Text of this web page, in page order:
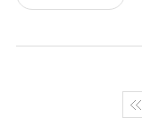
심사장소: 한국생산성본
코로나 19 관련 문진표
분) - 사업소개(10~15
의응답 (10~15분, 심사